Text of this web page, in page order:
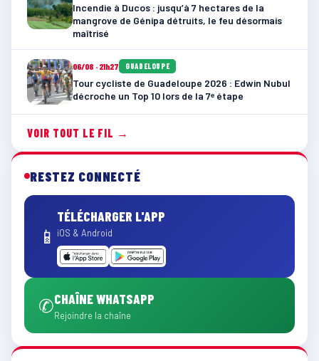
Incendie à Ducos : jusqu’à 7 hectares de la
mangrove de Génipa détruits, le feu désormais
maîtrisé
06/08 · 21h27 GUADELOUPE
Tour cycliste de Guadeloupe 2026 : Edwin Nubul
décroche un Top 10 lors de la 7ᵉ étape
VOIR TOUT LE FIL →
RESTEZ CONNECTÉ
📱
TÉLÉCHARGER L'APP
iOS & Android
✆CHAÎNE WHATSAPP
Rejoindre la chaîne